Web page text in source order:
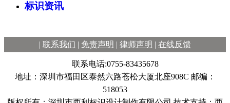
标识资讯
| 联系我们 | 免责声明 | 律师声明 | 在线反馈
联系电话:0755-83435678
地址：深圳市福田区泰然六路苍松大厦北座908C 邮编：
518053